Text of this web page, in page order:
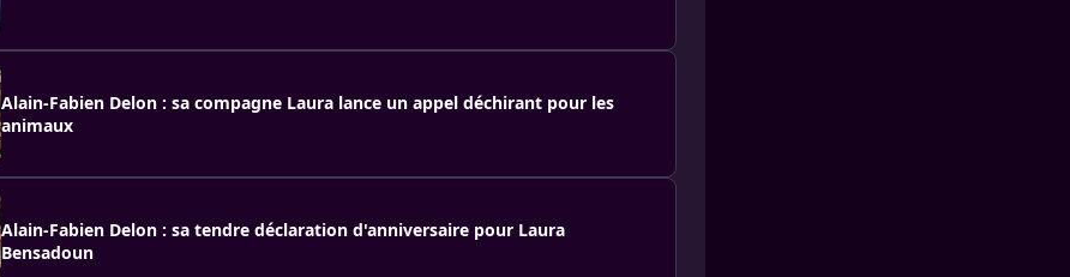
Alain-Fabien Delon : sa compagne Laura lance un appel déchirant pour les
animaux
Alain-Fabien Delon : sa tendre déclaration d'anniversaire pour Laura
Bensadoun